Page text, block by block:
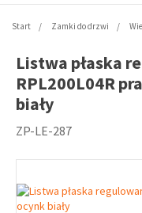
Start Zamki do drzwi
Listwa płaska
RPL200L04R
biały
ZP-LE-287